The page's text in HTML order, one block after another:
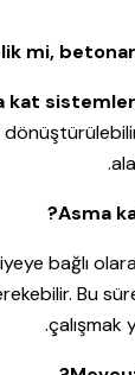
mi,
kat
Asma
bağlı
Bu
çalışmak